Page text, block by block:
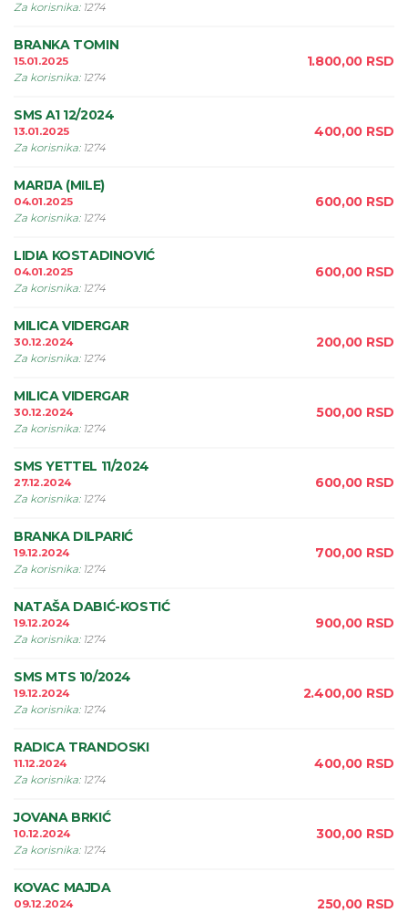
Za korisnika: 1274
BRANKA TOMIN
15.01.2025
Za korisnika: 1274
1.800,00 RSD
SMS A1 12/2024
13.01.2025
Za korisnika: 1274
400,00 RSD
MARIJA (MILE)
04.01.2025
Za korisnika: 1274
600,00 RSD
LIDIA KOSTADINOVIĆ
04.01.2025
Za korisnika: 1274
600,00 RSD
MILICA VIDERGAR
30.12.2024
Za korisnika: 1274
200,00 RSD
MILICA VIDERGAR
30.12.2024
Za korisnika: 1274
500,00 RSD
SMS YETTEL 11/2024
27.12.2024
Za korisnika: 1274
600,00 RSD
BRANKA DILPARIĆ
19.12.2024
Za korisnika: 1274
700,00 RSD
NATAŠA DABIĆ-KOSTIĆ
19.12.2024
Za korisnika: 1274
900,00 RSD
SMS MTS 10/2024
19.12.2024
Za korisnika: 1274
2.400,00 RSD
RADICA TRANDOSKI
11.12.2024
Za korisnika: 1274
400,00 RSD
JOVANA BRKIĆ
10.12.2024
Za korisnika: 1274
300,00 RSD
KOVAC MAJDA
09.12.2024
250,00 RSD